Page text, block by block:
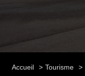
Accueil Tourisme